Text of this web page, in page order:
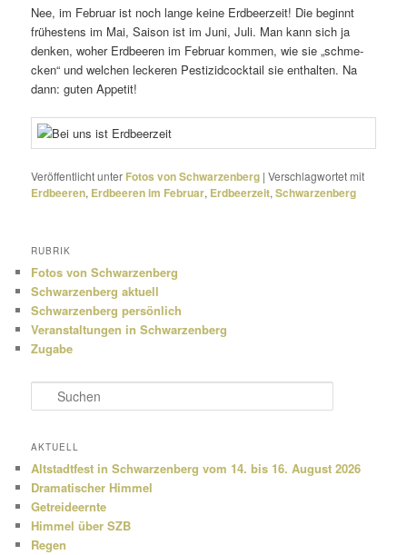
Nee, im Februar ist noch lange keine Erdbeerzeit! Die beginnt
frühes­tens im Mai, Saison ist im Juni, Juli. Man kann sich ja
denken, woher Erdbeeren im Februar kommen, wie sie „schme­
cken“ und welchen leckeren Pestizidcocktail sie enthalten. Na
dann: guten Appetit!
Veröffentlicht unter Fotos von Schwarzenberg |Verschlagwortet mit
Erdbeeren, Erdbeeren im Februar, Erdbeerzeit,Schwarzenberg
RUBRIK
Fotos von Schwarzenberg
Schwarzenberg aktuell
Schwarzenberg persönlich
Veranstaltungen in Schwarzenberg
Zugabe
u
h
n
AKTUELL
Altstadtfest in Schwarzenberg vom 14. bis 16. August 2026
Dramatischer Himmel
Getreideernte
Himmel über SZB
Regen